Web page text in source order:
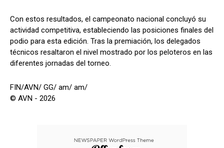
Con estos resultados, el campeonato nacional concluyó su
actividad competitiva, estableciendo las posiciones finales del
podio para esta edición. Tras la premiación, los delegados
técnicos resaltaron el nivel mostrado por los peloteros en las
diferentes jornadas del torneo.
FIN/AVN/ GG/ am/ am/
© AVN - 2026